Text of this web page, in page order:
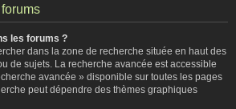
les forums ?
dans la zone de recherche située en haut des
de sujets. La recherche avancée est accessible
avancée » disponible sur toutes les pages
peut dépendre des thèmes graphiques